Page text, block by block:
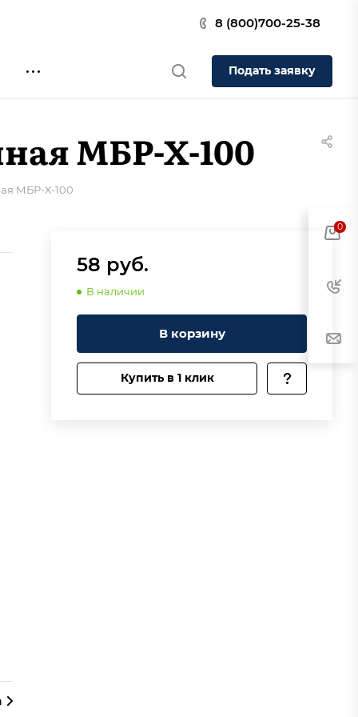
8 (800)700-25-38
Подать заявку
МБР-Х-100
МБР-Х-100
58 руб.
В наличии
В корзину
Купить в 1 клик
0